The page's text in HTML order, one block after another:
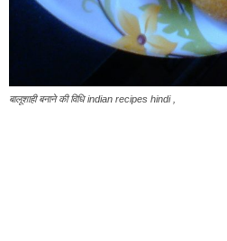
बालूशाही बनाने की विधि indian recipes hindi ,